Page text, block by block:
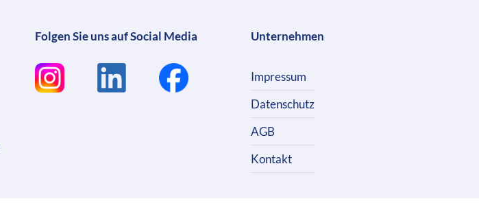
Folgen Sie uns auf Social Media Unternehmen
Impressum
Datenschutz
AGB
Kontakt